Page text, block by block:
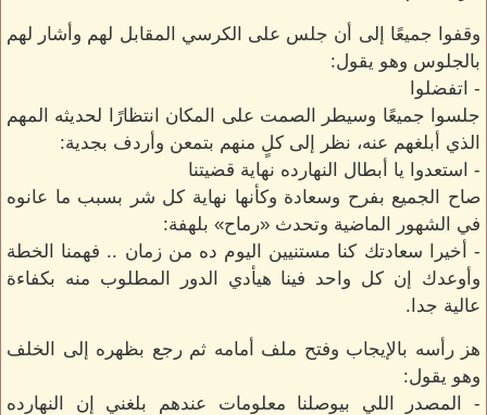
وقفوا جميعًا إلى أن جلس على الكرسي المقابل لهم وأشار لهم
بالجلوس وهو يقول:
- اتفضلوا
جلسوا جميعًا وسيطر الصمت على المكان انتظارًا لحديثه المهم
الذي أبلغهم عنه، نظر إلى كلٍ منهم بتمعن وأردف بجدية:
- استعدوا يا أبطال النهارده نهاية قضيتنا
صاح الجميع بفرح وسعادة وكأنها نهاية كل شر بسبب ما عانوه
في الشهور الماضية وتحدث «رماح» بلهفة:
- أخيرا سعادتك كنا مستنيين اليوم ده من زمان .. فهمنا الخطة
وأوعدك إن كل واحد فينا هيأدي الدور المطلوب منه بكفاءة
عالية جدا.
هز رأسه بالإيجاب وفتح ملف أمامه ثم رجع بظهره إلى الخلف
وهو يقول:
- المصدر اللي بيوصلنا معلومات عندهم بلغني إن النهارده